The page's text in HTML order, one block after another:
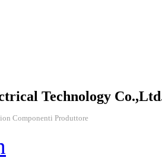
Technology
Componenti Produttore